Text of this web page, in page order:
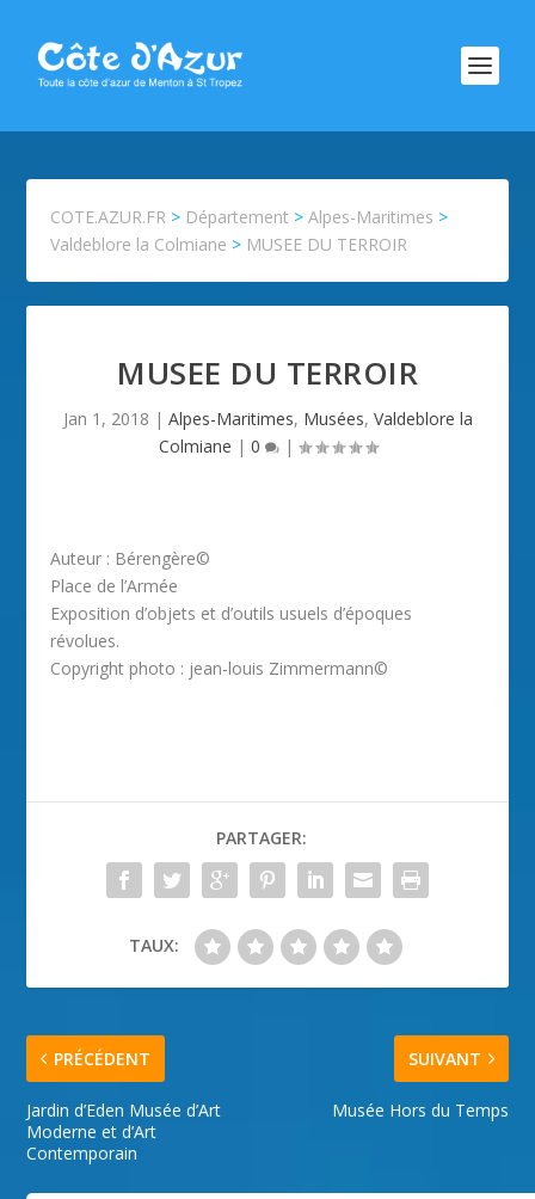
COTE.AZUR.FR > Département >Alpes-Maritimes >
Valdeblore la Colmiane > MUSEE DU TERROIR
MUSEE DU TERROIR
Jan 1, 2018 | Alpes-Maritimes, Musées, Valdeblore la
Colmiane | 0 |
Auteur : Bérengère©
Place de l’Armée
Exposition d’objets et d’outils usuels d’époques
révolues.
Copyright photo : jean-louis Zimmermann©
PARTAGER:
TAUX:
PRÉCÉDENT
Jardin d’Eden Musée d’Art
Moderne et d’Art
Contemporain
SUIVANT
Musée Hors du Temps